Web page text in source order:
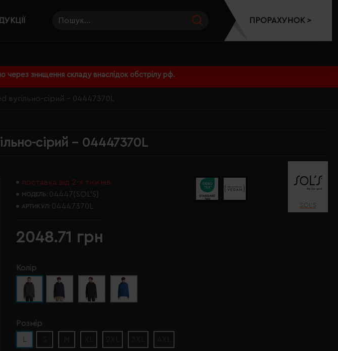
через знищення складу внаслідок обстрілу рф.
ПРОРАХУНОК >
вугільно-сірий - 04447370L
сірий - 04447370L
поставка від 2-х тижнів
МОДЕЛЬ: 04447(SOL’S)
АРТИКУЛ: 04447370L SOL’S
2048.71 грн
Колір
Розмір